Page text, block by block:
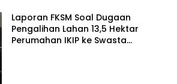
PUPR Sumut Senilai Rp 101
Milyar
Laporan FKSM Soal Dugaan
Pengalihan Lahan 13,5 Hektar
Perumahan IKIP ke Swasta